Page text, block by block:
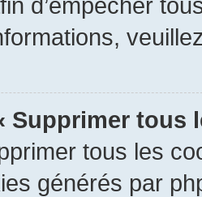
Supprimer tous
tous les
générés par